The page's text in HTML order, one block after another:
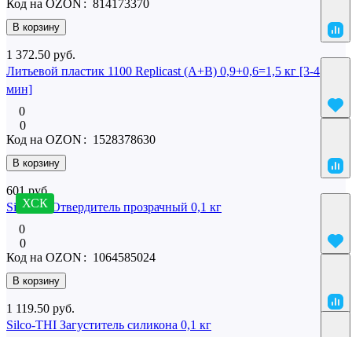
В корзину
Код на OZON : 814173370
1 372.50 руб.
Литьевой пластик 1100 Replicast (А+В) 0,9+0,6=1,5 кг [3-4
мин]
0
0
В корзину
Код на OZON : 1528378630
ХСК
601 руб.
SilcoTin Отвердитель прозрачный 0,1 кг
0
0
В корзину
Код на OZON : 1064585024
1 119.50 руб.
Silco-THI Загуститель силикона 0,1 кг